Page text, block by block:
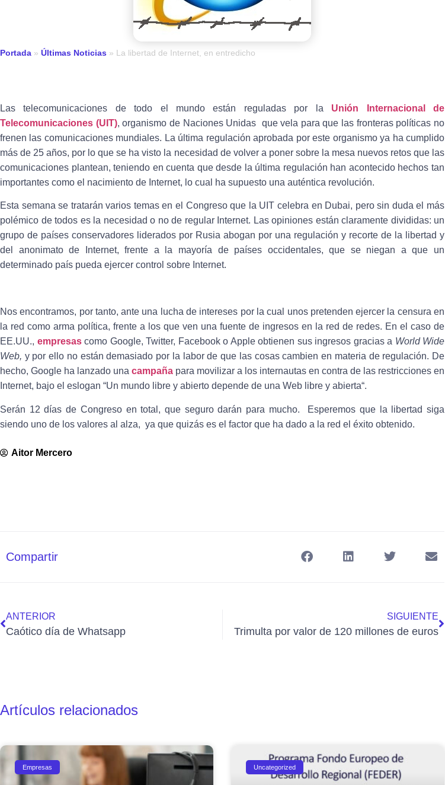
Portada » Últimas Noticias » La libertad de Internet, en entredicho
Las telecomunicaciones de todo el mundo están reguladas por la Unión Internacional de
Telecomunicaciones (UIT), organismo de Naciones Unidas que vela para que las fronteras políticas no
frenen las comunicaciones mundiales. La última regulación aprobada por este organismo ya ha cumplido
más de 25 años, por lo que se ha visto la necesidad de volver a poner sobre la mesa nuevos retos que las
comunicaciones plantean, teniendo en cuenta que desde la última regulación han acontecido hechos tan
importantes como el nacimiento de Internet, lo cual ha supuesto una auténtica revolución.
Esta semana se tratarán varios temas en el Congreso que la UIT celebra en Dubai, pero sin duda el más
polémico de todos es la necesidad o no de regular Internet. Las opiniones están claramente divididas: un
grupo de países conservadores liderados por Rusia abogan por una regulación y recorte de la libertad y
del anonimato de Internet, frente a la mayoría de países occidentales, que se niegan a que un
determinado país pueda ejercer control sobre Internet.
Nos encontramos, por tanto, ante una lucha de intereses por la cual unos pretenden ejercer la censura en
la red como arma política, frente a los que ven una fuente de ingresos en la red de redes. En el caso de
EE.UU., empresascomo Google, Twitter, Facebook o Apple obtienen sus ingresos gracias a World Wide
Web, y por ello no están demasiado por la labor de que las cosas cambien en materia de regulación. De
hecho, Google ha lanzado una campaña para movilizar a los internautas en contra de las restricciones en
Internet, bajo el eslogan “Un mundo libre y abierto depende de una Web libre y abierta“.
Serán 12 días de Congreso en total, que seguro darán para mucho. Esperemos que la libertad siga
siendo uno de los valores al alza, ya que quizás es el factor que ha dado a la red el éxito obtenido.
Aitor Mercero
Compartir
ANTERIOR
Caótico día de Whatsapp
SIGUIENTE
Trimulta por valor de 120 millones de euros
Artículos relacionados
Empresas Uncategorized